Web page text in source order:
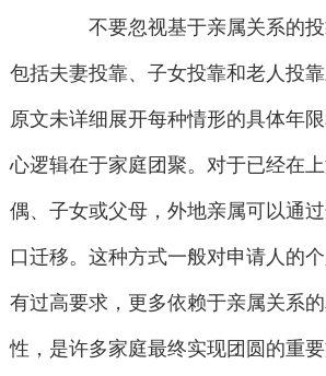
不要忽视基于亲属关系的投
包括夫妻投靠、子女投靠和老人投
原文未详细展开每种情形的具体年
心逻辑在于家庭团聚。对于已经在
偶、子女或父母，外地亲属可以通
口迁移。这种方式一般对申请人的
有过高要求，更多依赖于亲属关系
性，是许多家庭最终实现团圆的重要